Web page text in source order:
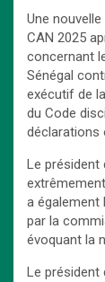
Une
CAN 2025
concernant
Sénégal
exécutif de
du Code
déclarations
Le président
a également
par la
évoquant la
Le président